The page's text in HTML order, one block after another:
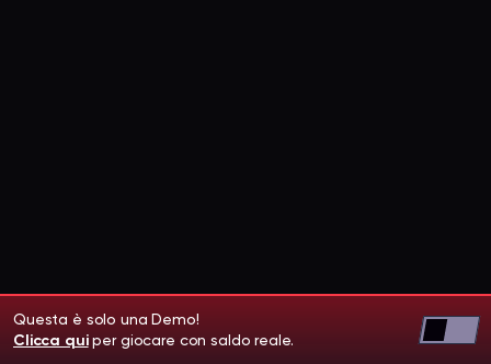
Questa è solo una Demo!
Clicca quiper giocare con saldo reale.